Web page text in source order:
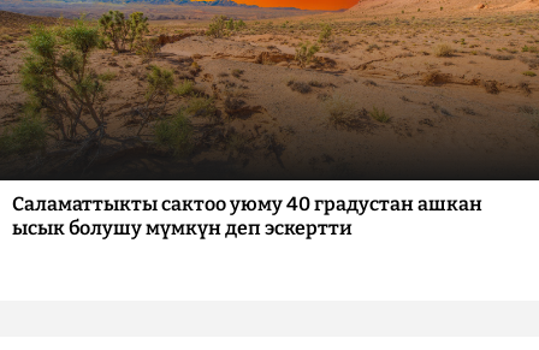
Саламаттыкты сактоо уюму 40 градустан ашкан
ысык болушу мүмкүн деп эскертти